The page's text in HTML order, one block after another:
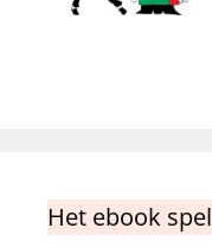
Het ebook spel